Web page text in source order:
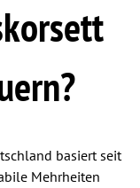
basiert seit
Mehrheiten